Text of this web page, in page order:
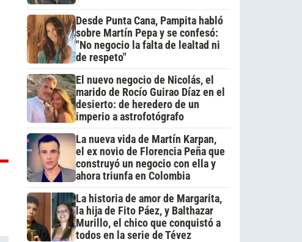
Desde Punta Cana, Pampita habló
sobre Martín Pepa y se confesó:
"No negocio la falta de lealtad ni
de respeto"
El nuevo negocio de Nicolás, el
marido de Rocío Guirao Díaz en el
desierto: de heredero de un
imperio a astrofotógrafo
La nueva vida de Martín Karpan,
el ex novio de Florencia Peña que
construyó un negocio con ella y
ahora triunfa en Colombia
La historia de amor de Margarita,
la hija de Fito Páez, y Balthazar
Murillo, el chico que conquistó a
todos en la serie de Tévez